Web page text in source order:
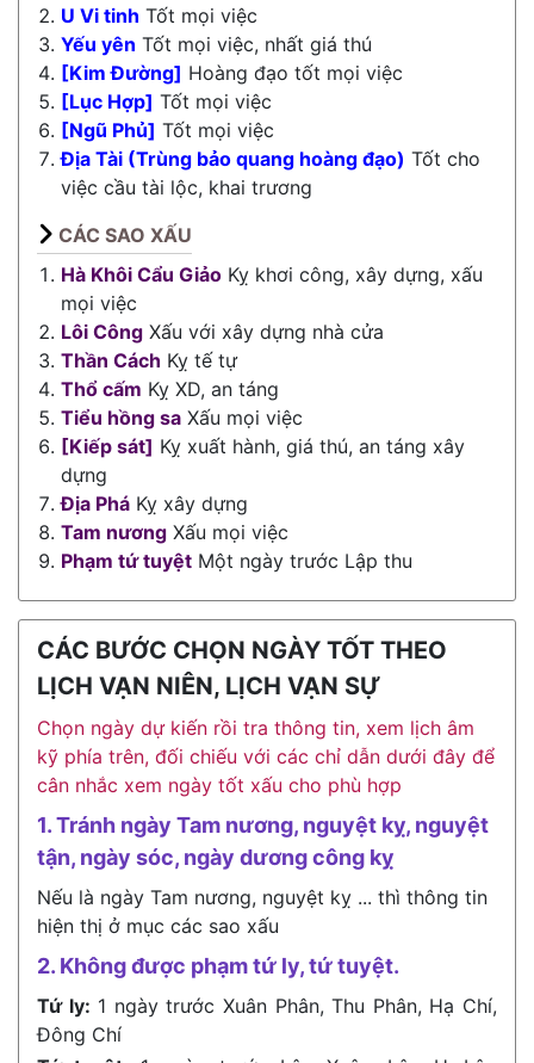
U Vi tinh Tốt mọi việc
Yếu yên Tốt mọi việc, nhất giá thú
[Kim Đường] Hoàng đạo tốt mọi việc
[Lục Hợp] Tốt mọi việc
[Ngũ Phủ] Tốt mọi việc
Địa Tài (Trùng bảo quang hoàng đạo) Tốt cho
việc cầu tài lộc, khai trương
CÁC SAO XẤU
Hà Khôi Cẩu Giảo Kỵ khơi công, xây dựng, xấu
mọi việc
Lôi Công Xấu với xây dựng nhà cửa
Thần Cách Kỵ tế tự
Thổ cấm Kỵ XD, an táng
Tiểu hồng sa Xấu mọi việc
[Kiếp sát] Kỵ xuất hành, giá thú, an táng xây
dựng
Địa Phá Kỵ xây dựng
Tam nương Xấu mọi việc
Phạm tứ tuyệt Một ngày trước Lập thu
CÁC BƯỚC CHỌN NGÀY TỐT THEO
LỊCH VẠN NIÊN, LỊCH VẠN SỰ
Chọn ngày dự kiến rồi tra thông tin, xem lịch âm
kỹ phía trên, đối chiếu với các chỉ dẫn dưới đây để
cân nhắc xem ngày tốt xấu cho phù hợp
1. Tránh ngày Tam nương, nguyệt kỵ, nguyệt
tận, ngày sóc, ngày dương công kỵ
Nếu là ngày Tam nương, nguyệt kỵ ... thì thông tin
hiện thị ở mục các sao xấu
2. Không được phạm tứ ly, tứ tuyệt.
Tứ ly: 1 ngày trước Xuân Phân, Thu Phân, Hạ Chí,
Đông Chí